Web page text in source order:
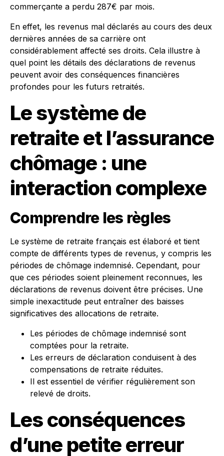
commerçante a perdu 287€ par mois.
En effet, les revenus mal déclarés au cours des deux
dernières années de sa carrière ont
considérablement affecté ses droits. Cela illustre à
quel point les détails des déclarations de revenus
peuvent avoir des conséquences financières
profondes pour les futurs retraités.
Le système de
retraite et l’assurance
chômage : une
interaction complexe
Comprendre les règles
Le système de retraite français est élaboré et tient
compte de différents types de revenus, y compris les
périodes de chômage indemnisé. Cependant, pour
que ces périodes soient pleinement reconnues, les
déclarations de revenus doivent être précises. Une
simple inexactitude peut entraîner des baisses
significatives des allocations de retraite.
Les périodes de chômage indemnisé sont
comptées pour la retraite.
Les erreurs de déclaration conduisent à des
compensations de retraite réduites.
Il est essentiel de vérifier régulièrement son
relevé de droits.
Les conséquences
d’une petite erreur